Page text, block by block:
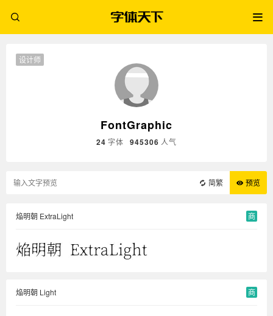
FontGraphic
24 字体 945306 人气
设计师
简繁 预览
焔明朝 ExtraLight 商
焔明朝 Light 商